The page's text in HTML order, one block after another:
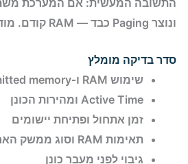
ונוצר Paging כבד — RAM קודם. מודדים בזמן השימוש שמפריע.
סדר בדיקה מומלץ
שימוש RAM ו‑Committed memory
Active Time ומהירות הכונן
זמן אתחול ופתיחת יישומים
תאימות RAM וסוג ממשק האחסון
גיבוי לפני מעבר כונן